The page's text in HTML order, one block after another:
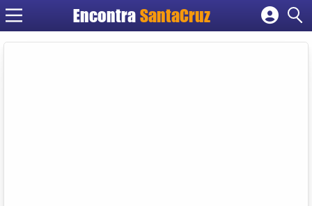
Encontra
Cadastrar empresa